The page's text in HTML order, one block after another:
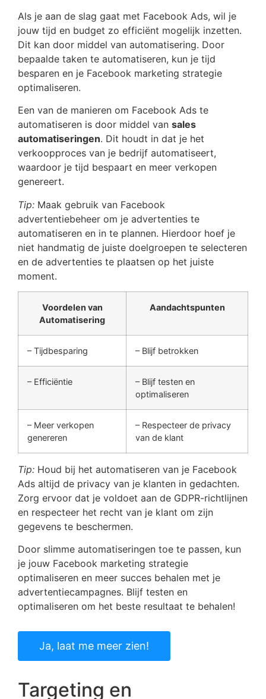
Als je aan de slag gaat met Facebook Ads, wil je
jouw tijd en budget zo efficiënt mogelijk inzetten.
Dit kan door middel van automatisering. Door
bepaalde taken te automatiseren, kun je tijd
besparen en je Facebook marketing strategie
optimaliseren.
Een van de manieren om Facebook Ads te
automatiseren is door middel van sales
automatiseringen. Dit houdt in dat je het
verkoopproces van je bedrijf automatiseert,
waardoor je tijd bespaart en meer verkopen
genereert.
Tip: Maak gebruik van Facebook
advertentiebeheer om je advertenties te
automatiseren en in te plannen. Hierdoor hoef je
niet handmatig de juiste doelgroepen te selecteren
en de advertenties te plaatsen op het juiste
moment.
Voordelen van
Automatisering
Aandachtspunten
– Tijdbesparing – Blijf betrokken
– Efficiëntie
– Blijf testen en
optimaliseren
– Meer verkopen
genereren
– Respecteer de privacy
van de klant
Tip: Houd bij het automatiseren van je Facebook
Ads altijd de privacy van je klanten in gedachten.
Zorg ervoor dat je voldoet aan de GDPR-richtlijnen
en respecteer het recht van je klant om zijn
gegevens te beschermen.
Door slimme automatiseringen toe te passen, kun
je jouw Facebook marketing strategie
optimaliseren en meer succes behalen met je
advertentiecampagnes. Blijf testen en
optimaliseren om het beste resultaat te behalen!
Ja, laat me meer zien!
Targeting en